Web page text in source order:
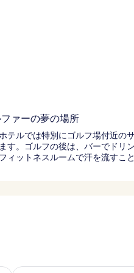
ファーの夢の場所
テルでは特別にゴルフ場付近の
す。ゴルフの後は、バーでドリ
ィットネスルームで汗を流すこ